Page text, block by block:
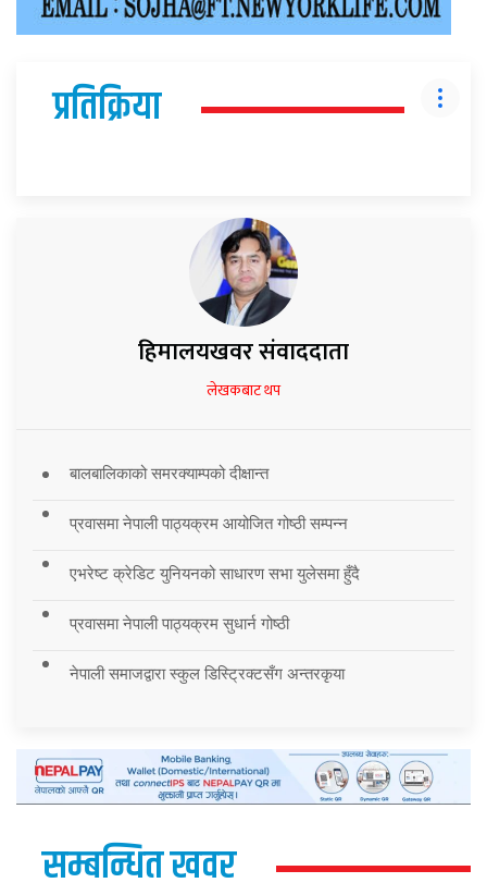
प्रतिक्रिया
हिमालयखवर संवाददाता
लेखकबाट थप
बालबालिकाको समरक्याम्पको दीक्षान्त
प्रवासमा नेपाली पाठ्यक्रम आयोजित गोष्ठी सम्पन्न
एभरेष्ट क्रेडिट युनियनको साधारण सभा युलेसमा हुँदै
प्रवासमा नेपाली पाठ्यक्रम सुधार्न गोष्ठी
नेपाली समाजद्वारा स्कुल डिस्ट्रिक्टसँग अन्तरकृया
सम्बन्धित खवर